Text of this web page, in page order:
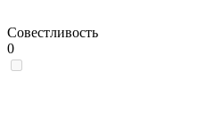
Совестливость
0